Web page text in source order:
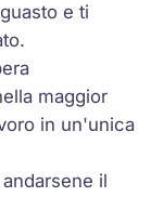
e ti
maggior
in un'unica
il